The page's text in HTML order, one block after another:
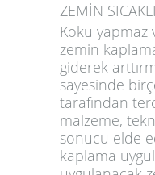
ZEMİN
Koku yapmaz
zemin
giderek
sayesinde
tarafından
malzeme,
sonucu elde
kaplama